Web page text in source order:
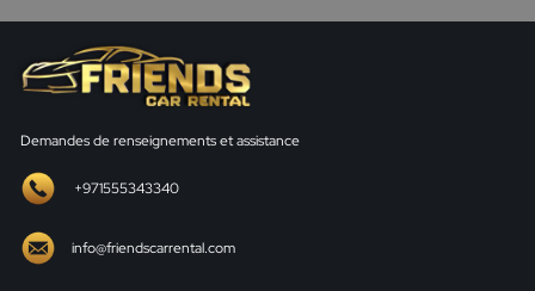
Demandes de renseignements et assistance
+971555343340
info@friendscarrental.com